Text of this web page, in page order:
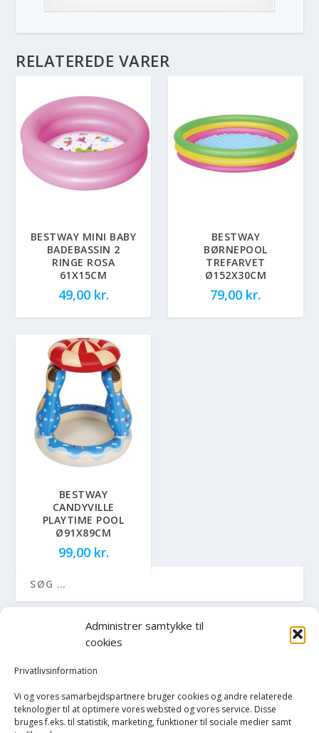
Administrer samtykke til
cookies
Privatlivsinformation
Vi og vores samarbejdspartnere bruger cookies og andre relaterede
teknologier til at optimere vores websted og vores service. Disse
bruges f.eks. til statistik, marketing, funktioner til sociale medier samt
RELATEREDE VARER
BESTWAY MINI BABY
BADEBASSIN 2
RINGE ROSA
61X15CM
49,00 kr.
BESTWAY
BØRNEPOOL
TREFARVET
Ø152X30CM
79,00 kr.
BESTWAY
CANDYVILLE
PLAYTIME POOL
Ø91X89CM
99,00 kr.
VAREKATEGORIER
Computere og elektronik
Ferie og fritid